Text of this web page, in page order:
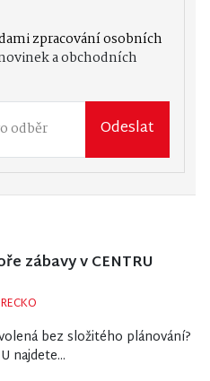
zpracování osobních
a obchodních
Odeslat
zábavy v CENTRU
bez složitého plánování?
najdete...